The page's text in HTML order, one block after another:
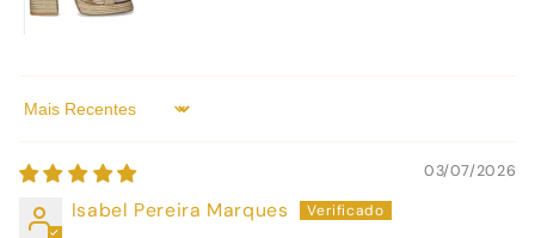
Sort by
03/07/2026
Isabel Pereira Marques